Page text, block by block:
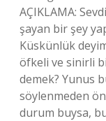
AÇIKLAMA:
şayan bir şey
Küskünlük
öfkeli ve sinirli
demek? Yunus
söylenmeden
durum buysa,